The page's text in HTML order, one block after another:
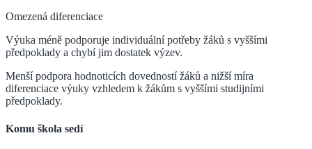
Omezená diferenciace
Výuka méně podporuje individuální potřeby žáků s vyššími
předpoklady a chybí jim dostatek výzev.
Menší podpora hodnoticích dovedností žáků a nižší míra
diferenciace výuky vzhledem k žákům s vyššími studijními
předpoklady.
Komu škola sedí